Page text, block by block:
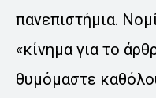
πανεπιστήμια.
«κίνημα για το
θυμόμαστε